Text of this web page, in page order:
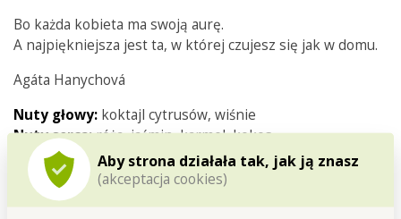
Aby strona działała tak, jak ją znasz
(akceptacja cookies)
Bo każda kobieta ma swoją aurę.
A najpiękniejsza jest ta, w której czujesz się jak w domu.
Agáta Hanychová
Nuty głowy: koktajl cytrusów, wiśnie
Nuty serca:róża, jaśmin, karmel, kokos
Nuty bazy: wanilia, cedr, piżmo, ambra, sandałowiec,
balsam gurjun